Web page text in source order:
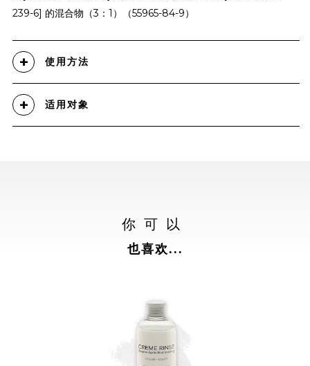
239-6] 的混合物（3：1）（55965-84-9）
使用方法
适用对象
你可以
也喜欢...